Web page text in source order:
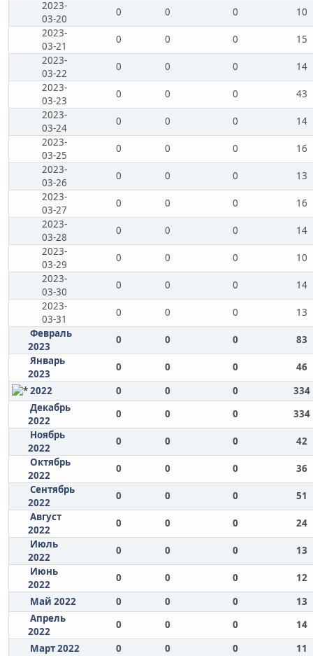
2023-
03-20
0 0 0
10
2023-
03-21
0 0 0
15
2023-
03-22
0 0 0
14
2023-
03-23
0 0 0
43
2023-
03-24
0 0 0
14
2023-
03-25
0 0 0
16
2023-
03-26
0 0 0
13
2023-
03-27
0 0 0
16
2023-
03-28
0 0 0
14
2023-
03-29
0 0 0
10
2023-
03-30
0 0 0
14
2023-
03-31
0 0 0
13
Февраль
2023
0 0 0
83
Январь
2023
0 0 0
46
2022
0 0 0
334
Декабрь
2022
0 0 0
334
Ноябрь
2022
0 0 0
42
Октябрь
2022
0 0 0
36
Сентябрь
2022
0 0 0
51
Август
2022
0 0 0
24
Июль
2022
0 0 0
13
Июнь
2022
0 0 0
12
Май 2022
0 0 0
13
Апрель
2022
0 0 0
14
Март 2022
0 0 0 11